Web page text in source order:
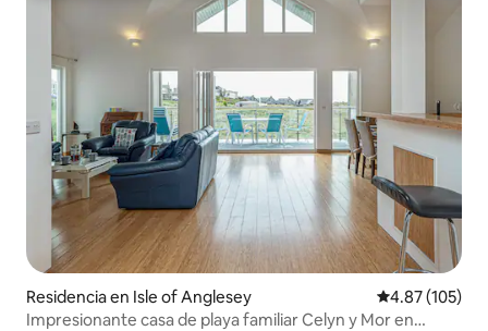
Residencia en Isle of Anglesey Calificación
4.87 (105)
Impresionante casa de playa familiar Celyn y Mor en